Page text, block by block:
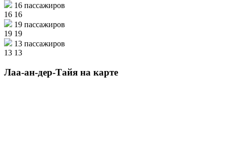
16 пассажиров
16 16
19 пассажиров
19 19
13 пассажиров
13 13
Лаа-ан-дер-Тайя на карте